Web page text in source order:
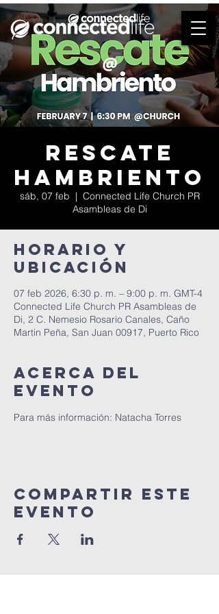
Rescate
Hambriento
sáb, 07 feb
  |
Connected Life Church PR
Asambleas de Di
Horario y
ubicación
07 feb 2026, 6:30 p. m. – 9:00 p. m. GMT-4
Connected Life Church PR Asambleas de
Di, 2 C. Nemesio Rosario Canales, Caño
Martin Peña, San Juan 00917, Puerto Rico
Acerca del
evento
Para más información: Natacha Torres
Compartir este
evento